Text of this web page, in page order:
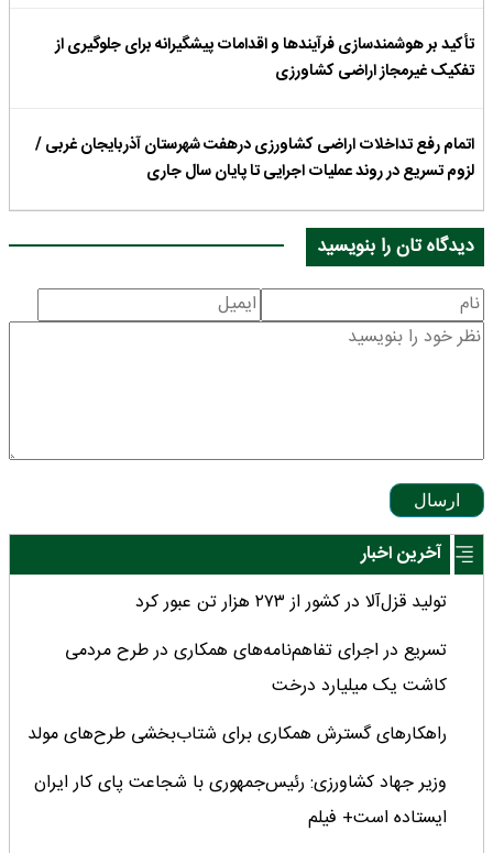
تأکید بر هوشمندسازی فرآیندها و اقدامات پیشگیرانه برای جلوگیری از
تفکیک غیرمجاز اراضی کشاورزی
اتمام رفع تداخلات اراضی کشاورزی درهفت شهرستان آذربایجان غربی /
لزوم تسریع در روند عملیات اجرایی تا پایان سال جاری
دیدگاه تان را بنویسید
ارسال
آخرین اخبار
تولید قزل‌آلا در کشور از ۲۷۳ هزار تن عبور کرد
تسریع در اجرای تفاهم‌نامه‌های همکاری در طرح مردمی
کاشت یک میلیارد درخت
راهکارهای گسترش همکاری برای شتاب‌بخشی طرح‌های مولد
وزیر جهاد کشاورزی: رئیس‌جمهوری با شجاعت پای کار ایران
ایستاده است+ فیلم